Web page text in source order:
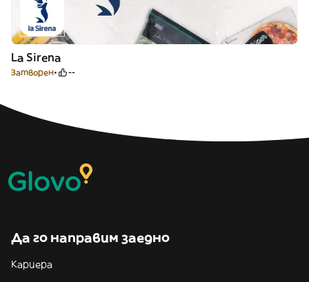
La Sirena
Затворен --
Да го направим заедно
Кариера